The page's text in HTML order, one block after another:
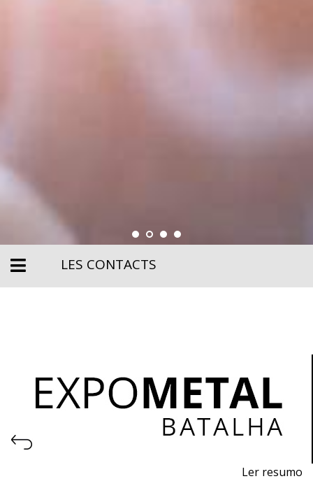
LES CONTACTS
Ler resumo